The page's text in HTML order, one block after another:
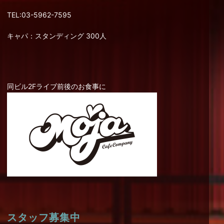
TEL:03-5962-7595
キャパ：スタンディング 300人
同ビル2Fライブ前後のお食事に
スタッフ募集中